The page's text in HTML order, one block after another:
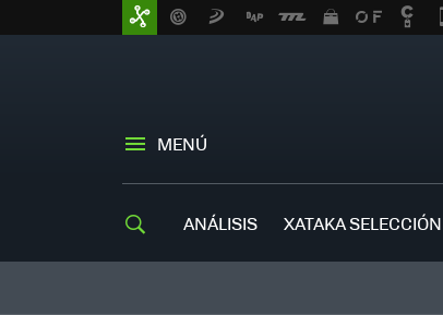
MENÚ
ANÁLISIS XATAKA SELECCIÓN